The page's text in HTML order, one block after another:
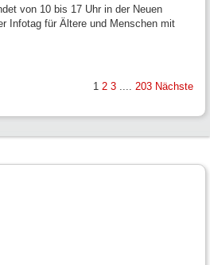
von 10 bis 17 Uhr in der Neuen
Infotag für Ältere und Menschen mit
1 2 3 .... 203 Nächste